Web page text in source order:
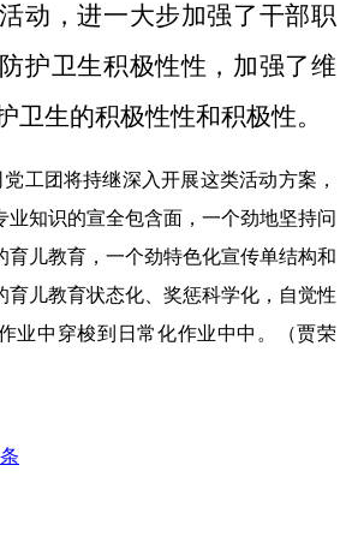
动，进一大步加强了干部职
护卫生积极性性，加强了维
卫生的积极性性和积极性。
工团将持继深入开展这类活动方案，
业知识的宣全包含面，一个劲地坚持问
育儿教育，一个劲特色化宣传单结构和
育儿教育状态化、奖惩科学化，自觉性
业中穿梭到日常化作业中中。（贾荣